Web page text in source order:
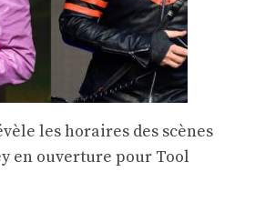
les horaires des scènes
en ouverture pour Tool